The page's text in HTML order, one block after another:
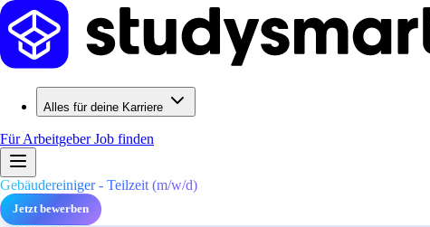
Alles für deine Karriere
Für ArbeitgeberJob finden
Gebäudereiniger - Teilzeit (m/w/d)
Jetzt bewerben